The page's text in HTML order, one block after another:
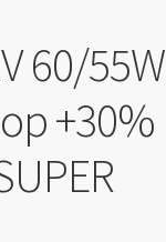
60/55W
+30%